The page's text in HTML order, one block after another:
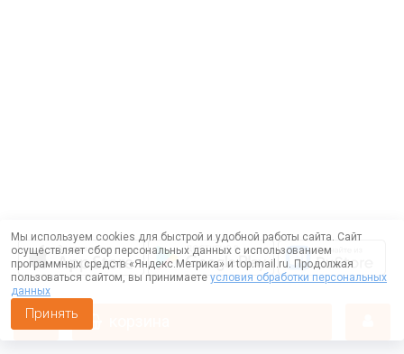
Мы используем cookies для быстрой и удобной работы сайта. Сайт
осуществляет сбор персональных данных с использованием
программных средств «Яндекс.Метрика» и top.mail.ru. Продолжая
пользоваться сайтом, вы принимаете условия обработки персональных
данных
Принять